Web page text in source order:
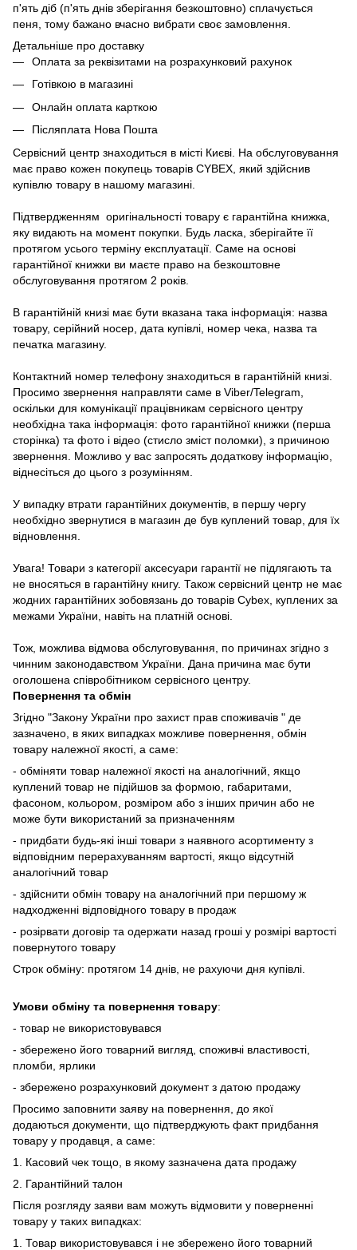
п'ять діб (п'ять днів зберігання безкоштовно) сплачується
пеня, тому бажано вчасно вибрати своє замовлення.
Детальніше про доставку
Оплата за реквізитами на розрахунковий рахунок
Готівкою в магазині
Онлайн оплата карткою
Післяплата Нова Пошта
Сервісний центр знаходиться в місті Києві. На обслуговування
має право кожен покупець товарів СYBEX, який здійснив
купівлю товару в нашому магазині.
Підтвердженням оригінальності товару є гарантійна книжка,
яку видають на момент покупки. Будь ласка, зберігайте її
протягом усього терміну експлуатації. Саме на основі
гарантійної книжки ви маєте право на безкоштовне
обслуговування протягом 2 років.
В гарантійній книзі має бути вказана така інформація: назва
товару, серійний носер, дата купівлі, номер чека, назва та
печатка магазину.
Контактний номер телефону знаходиться в гарантійній книзі.
Просимо звернення направляти саме в Viber/Telegram,
оскільки для комунікації працівникам сервісного центру
необхідна така інформація: фото гарантійної книжки (перша
сторінка) та фото і відео (стисло зміст поломки), з причиною
звернення. Можливо у вас запросять додаткову інформацію,
віднесіться до цього з розумінням.
У випадку втрати гарантійних документів, в першу чергу
необхідно звернутися в магазин де був куплений товар, для їх
відновлення.
Увага! Товари з категорії аксесуари гарантії не підлягають та
не вносяться в гарантійну книгу. Також сервісний центр не має
жодних гарантійних зобовязань до товарів Cybex, куплених за
межами України, навіть на платній основі.
Тож, можлива відмова обслуговування, по причинах згідно з
чинним законодавством України. Дана причина має бути
оголошена співробітником сервісного центру.
Повернення та обмін
Згідно "Закону України про захист прав споживачів " де
зазначено, в яких випадках можливе повернення, обмін
товару належної якості, а саме:
- обміняти товар належної якості на аналогічний, якщо
куплений товар не підійшов за формою, габаритами,
фасоном, кольором, розміром або з інших причин або не
може бути використаний за призначенням
- придбати будь-які інші товари з наявного асортименту з
відповідним перерахуванням вартості, якщо відсутній
аналогічний товар
- здійснити обмін товару на аналогічний при першому ж
надходженні відповідного товару в продаж
- розірвати договір та одержати назад гроші у розмірі вартості
повернутого товару
Строк обміну: протягом 14 днів, не рахуючи дня купівлі.
Умови обміну та повернення товару:
- товар не використовувався
- збережено його товарний вигляд, споживчі властивості,
пломби, ярлики
- збережено розрахунковий документ з датою продажу
Просимо заповнити заяву на повернення, до якої
додаються документи, що підтверджують факт придбання
товару у продавця, а саме:
1. Касовий чек тощо, в якому зазначена дата продажу
2. Гарантійний талон
Після розгляду заяви вам можуть відмовити у поверненні
товару у таких випадках:
1. Товар використовувався і не збережено його товарний